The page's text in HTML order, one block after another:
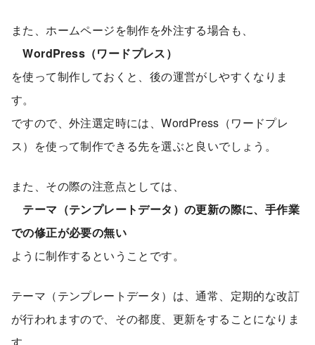
また、ホームページを制作を外注する場合も、
WordPress（ワードプレス）
を使って制作しておくと、後の運営がしやすくなりま
す。
ですので、外注選定時には、WordPress（ワードプレ
ス）を使って制作できる先を選ぶと良いでしょう。
また、その際の注意点としては、
テーマ（テンプレートデータ）の更新の際に、手作業
での修正が必要の無い
ように制作するということです。
テーマ（テンプレートデータ）は、通常、定期的な改訂
が行われますので、その都度、更新をすることになりま
す。